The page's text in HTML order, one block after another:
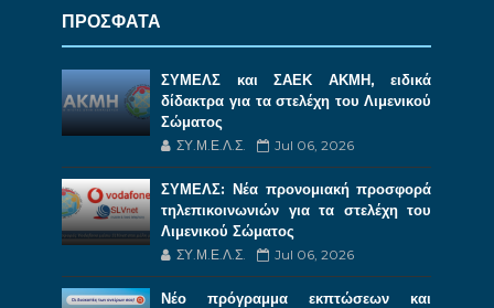
ΠΡΟΣΦΑΤΑ
ΣΥΜΕΛΣ και ΣΑΕΚ ΑΚΜΗ, ειδικά
δίδακτρα για τα στελέχη του Λιμενικού
Σώματος
ΣΥ.Μ.Ε.Λ.Σ. Jul 06, 2026
ΣΥΜΕΛΣ: Νέα προνομιακή προσφορά
τηλεπικοινωνιών για τα στελέχη του
Λιμενικού Σώματος
ΣΥ.Μ.Ε.Λ.Σ. Jul 06, 2026
Νέο πρόγραμμα εκπτώσεων και